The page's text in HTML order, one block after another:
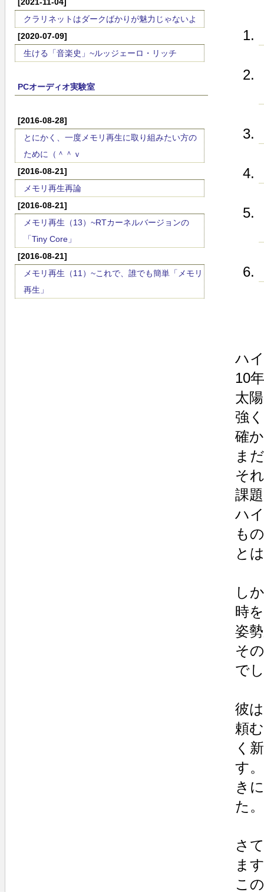
クラリネットはダークばかりが魅力じゃないよ
[2020-07-09]
生ける「音楽史」~ルッジェーロ・リッチ
PCオーディオ実験室
[2016-08-28]
とにかく、一度メモリ再生に取り組みたい方の
ために（＾＾ｖ
[2016-08-21]
メモリ再生再論
[2016-08-21]
メモリ再生（13）~RTカーネルバージョンの
「Tiny Core」
[2016-08-21]
メモリ再生（11）~これで、誰でも簡単「メモリ
再生」
ハ
10
太
強
確
ま
そ
課
ハ
も
と
し
時
姿
そ
で
彼
頼
く
す
き
た。
さ
ま
こ